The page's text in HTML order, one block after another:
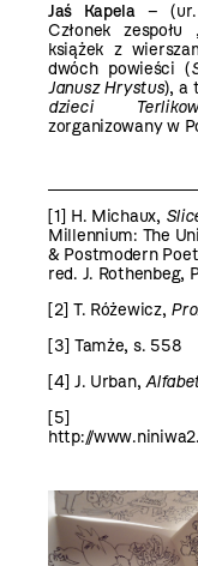
Jaś Kapela– (ur.
Członek
książek z
dwóch powieści (
Janusz Hrystus), a
dzieci
zorganizowany w
[1] H. Michaux,
Millennium: The
& Postmodern
red. J. Rothenbeg,
[2] T. Różewicz,
[3] Tamże, s. 558
[4] J. Urban,
[5]
http://